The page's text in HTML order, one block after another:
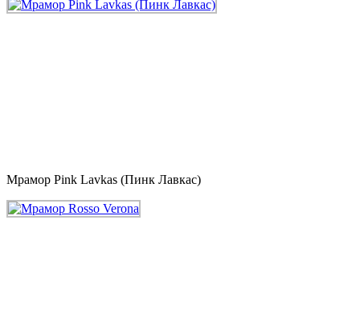
Мрамор Pink Lavkas (Пинк Лавкас)